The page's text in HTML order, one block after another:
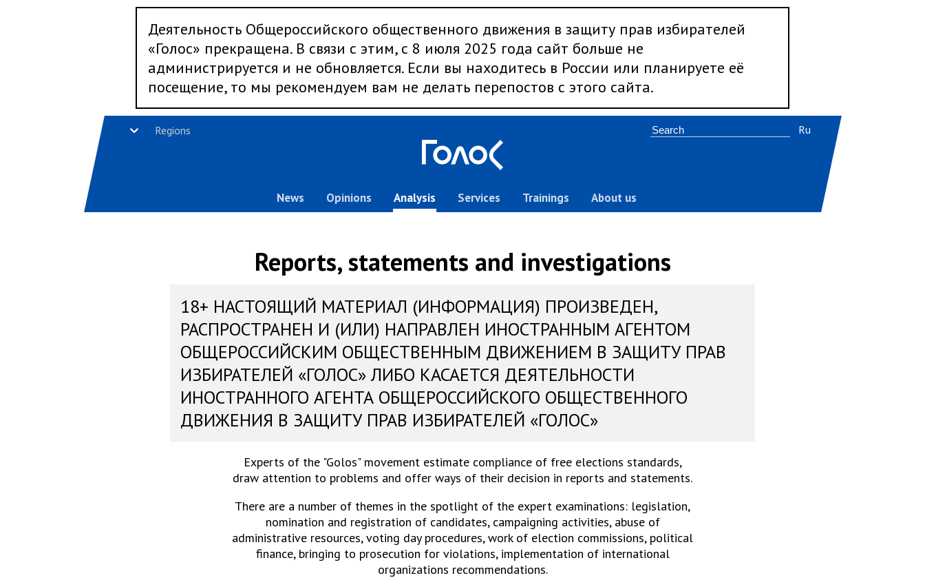
Деятельность Общероссийского общественного движения в защиту прав избирателей
«Голос» прекращена. В связи с этим, с 8 июля 2025 года сайт больше не
администрируется и не обновляется. Если вы находитесь в России или планируете её
посещение, то мы рекомендуем вам не делать перепостов с этого сайта.
Regions
News Opinions Analysis Services Trainings About us
Ru
Reports, statements and investigations
18+ НАСТОЯЩИЙ МАТЕРИАЛ (ИНФОРМАЦИЯ) ПРОИЗВЕДЕН,
РАСПРОСТРАНЕН И (ИЛИ) НАПРАВЛЕН ИНОСТРАННЫМ АГЕНТОМ
ОБЩЕРОССИЙСКИМ ОБЩЕСТВЕННЫМ ДВИЖЕНИЕМ В ЗАЩИТУ ПРАВ
ИЗБИРАТЕЛЕЙ «ГОЛОС» ЛИБО КАСАЕТСЯ ДЕЯТЕЛЬНОСТИ
ИНОСТРАННОГО АГЕНТА ОБЩЕРОССИЙСКОГО ОБЩЕСТВЕННОГО
ДВИЖЕНИЯ В ЗАЩИТУ ПРАВ ИЗБИРАТЕЛЕЙ «ГОЛОС»
Experts of the "Golos" movement estimate compliance of free elections standards,
draw attention to problems and offer ways of their decision in reports and statements.
There are a number of themes in the spotlight of the expert examinations: legislation,
nomination and registration of candidates, campaigning activities, abuse of
administrative resources, voting day procedures, work of election commissions, political
finance, bringing to prosecution for violations, implementation of international
organizations recommendations.